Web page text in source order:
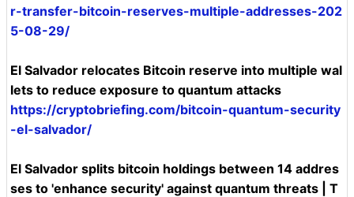
r-transfer-bitcoin-reserves-multiple-addresses-202
5-08-29/
El Salvador relocates Bitcoin reserve into multiple wal
lets to reduce exposure to quantum attacks
https://cryptobriefing.com/bitcoin-quantum-security
-el-salvador/
El Salvador splits bitcoin holdings between 14 addres
ses to 'enhance security' against quantum threats | T